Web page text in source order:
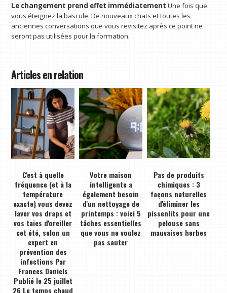
Le changement prend effet immédiatement Une fois que
vous éteignez la bascule. De nouveaux chats et toutes les
anciennes conversations que vous revisitez après ce point ne
seront pas utilisées pour la formation.
Articles en relation
C'est à quelle
fréquence (et à la
température
exacte) vous devez
laver vos draps et
vos taies d'oreiller
cet été, selon un
expert en
prévention des
infections Par
Frances Daniels
Publié le 25 juillet
26 Le temps chaud
Votre maison
intelligente a
également besoin
d'un nettoyage de
printemps : voici 5
tâches essentielles
que vous ne voulez
pas sauter
Pas de produits
chimiques : 3
façons naturelles
d'éliminer les
pissenlits pour une
pelouse sans
mauvaises herbes